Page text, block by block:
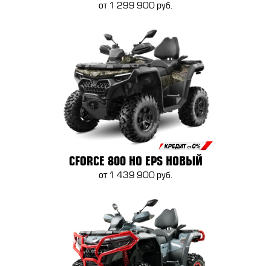
от 1 299 900 руб.
CFORCE 800 HO EPS НОВЫЙ
от 1 439 900 руб.